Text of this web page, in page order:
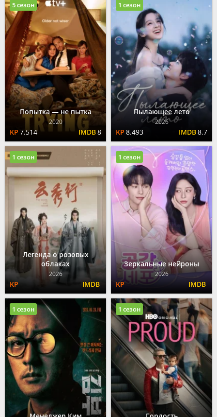
Попытка — не пытка
2020
7.514 8
5 сезон
Пылающее лето
2026
8.493 8.7
1 сезон
Легенда о розовых
облаках
2026
1 сезон
Зеркальные нейроны
2026
1 сезон
1 сезон 1 сезон